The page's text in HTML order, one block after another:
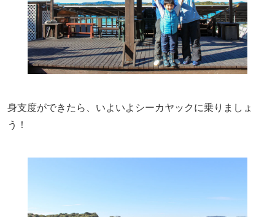
身支度ができたら、いよいよシーカヤックに乗りましょ
う！